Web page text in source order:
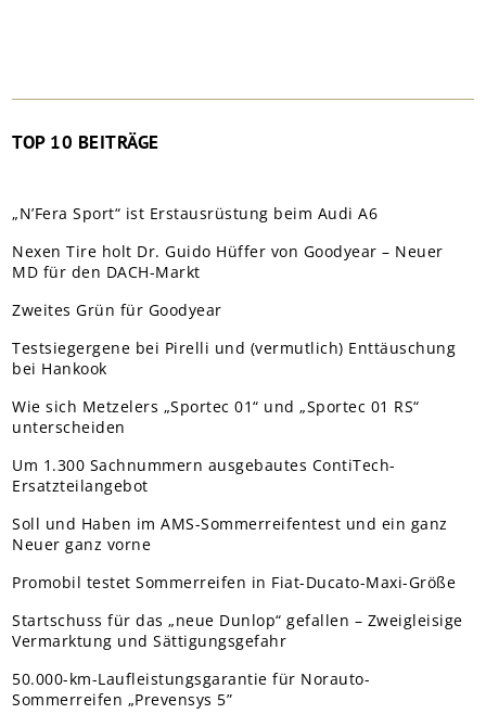
TOP 10 BEITRÄGE
„N’Fera Sport“ ist Erstausrüstung beim Audi A6
Nexen Tire holt Dr. Guido Hüffer von Goodyear – Neuer
MD für den DACH-Markt
Zweites Grün für Goodyear
Testsiegergene bei Pirelli und (vermutlich) Enttäuschung
bei Hankook
Wie sich Metzelers „Sportec 01“ und „Sportec 01 RS“
unterscheiden
Um 1.300 Sachnummern ausgebautes ContiTech-
Ersatzteilangebot
Soll und Haben im AMS-Sommerreifentest und ein ganz
Neuer ganz vorne
Promobil testet Sommerreifen in Fiat-Ducato-Maxi-Größe
Startschuss für das „neue Dunlop“ gefallen – Zweigleisige
Vermarktung und Sättigungsgefahr
50.000-km-Laufleistungsgarantie für Norauto-
Sommerreifen „Prevensys 5”